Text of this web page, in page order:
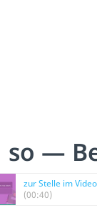
so —
zur Stelle im
(00:40)